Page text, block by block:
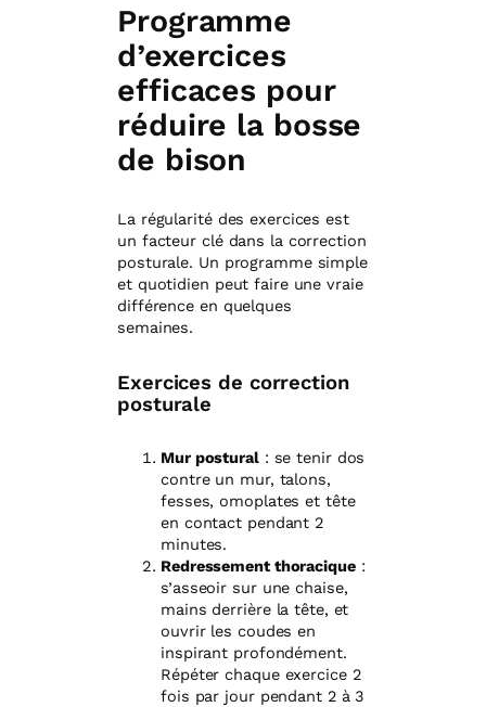
Programme
d’exercices
efficaces pour
réduire la bosse
de bison
La régularité des exercices est
un facteur clé dans la correction
posturale. Un programme simple
et quotidien peut faire une vraie
différence en quelques
semaines.
Exercices de correction
posturale
Mur postural: se tenir dos
contre un mur, talons,
fesses, omoplates et tête
en contact pendant 2
minutes.
Redressement thoracique:
s’asseoir sur une chaise,
mains derrière la tête, et
ouvrir les coudes en
inspirant profondément.
Répéter chaque exercice 2
fois par jour pendant 2 à 3